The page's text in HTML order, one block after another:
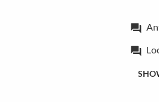
forum
forum